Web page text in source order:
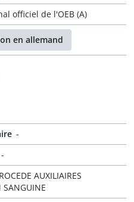
officiel de l'OEB (A)
en allemand
-
-
AUXILIAIRES
SANGUINE